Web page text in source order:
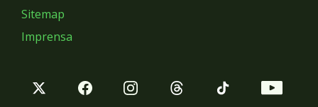
Sitemap
Imprensa